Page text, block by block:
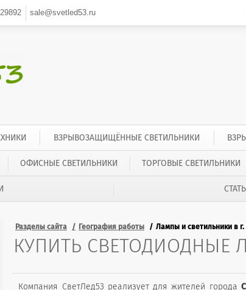
sale@svetled53.ru
ВЗРЫВОЗАЩИЩЁННЫЕ СВЕТИЛЬНИКИ
ОФИСНЫЕ СВЕТИЛЬНИКИ ТОРГОВЫЕ СВЕТИЛЬНИКИ
Разделы сайта География работы Лампы и светильники в
КУПИТЬ СВЕТОДИОДНЫЕ
Компания СветЛед53 реализует для жителей города